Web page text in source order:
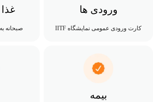
ورودی ها
کارت ورودی عمومی نمایشگاه IITF صبحانه
بیمه